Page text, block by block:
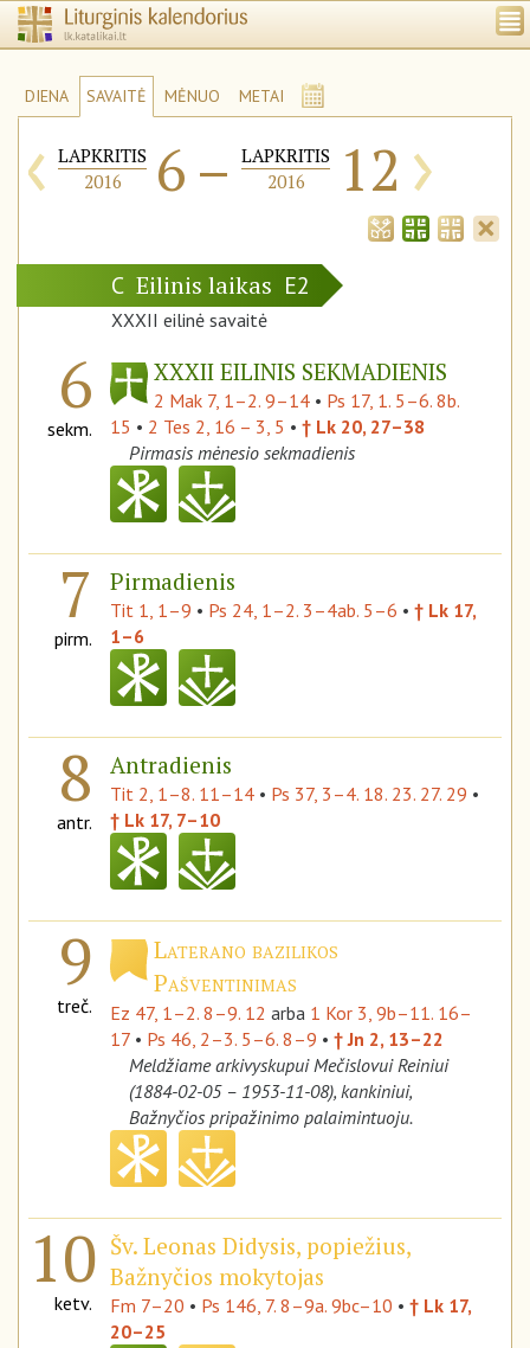
DIENA SAVAITĖ MĖNUO METAI
‹ LAPKRITIS
2016
6 – LAPKRITIS
2016
12 ›
C Eilinis laikas E2
XXXII eilinė savaitė
6
sekm.
XXXII EILINIS SEKMADIENIS
2 Mak 7, 1–2. 9–14 • Ps 17, 1. 5–6. 8b.
15 • 2 Tes 2, 16 – 3, 5 • † Lk 20, 27–38
Pirmasis mėnesio sekmadienis
7
pirm.
Pirmadienis
Tit 1, 1–9 • Ps 24, 1–2. 3–4ab. 5–6 • † Lk 17,
1–6
8
antr.
Antradienis
Tit 2, 1–8. 11–14 • Ps 37, 3–4. 18. 23. 27. 29 •
† Lk 17, 7–10
9
treč.
Laterano bazilikos
Pašventinimas
Ez 47, 1–2. 8–9. 12 arba 1 Kor 3, 9b–11. 16–
17 • Ps 46, 2–3. 5–6. 8–9 • † Jn 2, 13–22
Meldžiame arkivyskupui Mečislovui Reiniui
(1884-02-05 – 1953-11-08), kankiniui,
Bažnyčios pripažinimo palaimintuoju.
10
ketv.
Šv. Leonas Didysis, popiežius,
Bažnyčios mokytojas
Fm 7–20 • Ps 146, 7. 8–9a. 9bc–10 • † Lk 17,
20–25